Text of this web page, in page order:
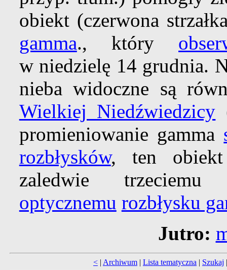
obiekt (czerwona
gamma., który
w niedzielę 14 grudnia.
nieba widoczne są
Wielkiej Niedźwiedzicy
promieniowanie gamma
rozbłysków, ten obiekt
zaledwie
optycznemu rozbłysku
Jutro:
< | Archiwum | Lista tematyczna | Szukaj